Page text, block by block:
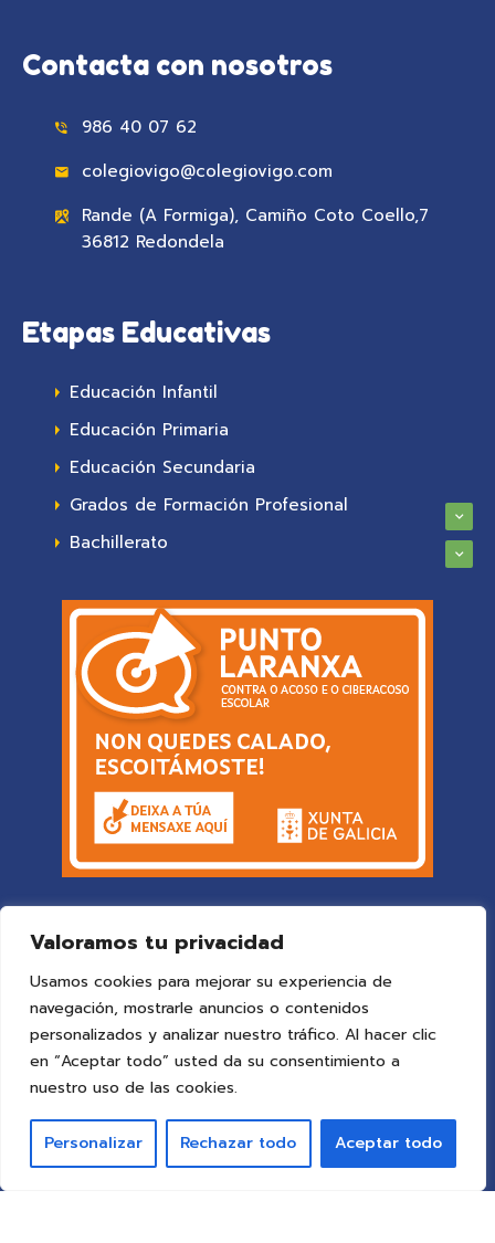
Valoramos tu privacidad
Usamos cookies para mejorar su experiencia de
navegación, mostrarle anuncios o contenidos
personalizados y analizar nuestro tráfico. Al hacer clic
en “Aceptar todo” usted da su consentimiento a
nuestro uso de las cookies.
Personalizar Rechazar todo Aceptar todo
Contacta con nosotros
986 40 07 62
colegiovigo@colegiovigo.com
Rande (A Formiga), Camiño Coto Coello,7
36812 Redondela
Etapas Educativas
Educación Infantil
Educación Primaria
Educación Secundaria
Grados de Formación Profesional
Bachillerato
© 2025 Colegio Vigoby ideaspropias publicidad&web
Todos los derechos reservados.
Aviso Legal